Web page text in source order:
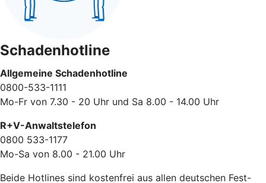
Schadenhotline
Allgemeine Schadenhotline
0800-533-1111
Mo-Fr von 7.30 - 20 Uhr und Sa 8.00 - 14.00 Uhr
R+V-Anwaltstelefon
0800 533-1177
Mo-Sa von 8.00 - 21.00 Uhr
Beide Hotlines sind kostenfrei aus allen deutschen Fest-